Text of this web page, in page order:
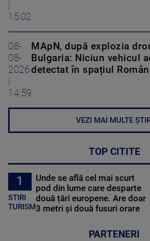
15:02
08-
08-
2026
14:59
MApN, după explozia
Bulgaria: Niciun vehicul
detectat în spațiul
VEZI MAI MULTE
TOP CITITE
1
STIRI
TURISM
Unde se află cel mai scurt
pod din lume care desparte
două țări europene. Are doar
3 metri și două fusuri orare
PARTENERI